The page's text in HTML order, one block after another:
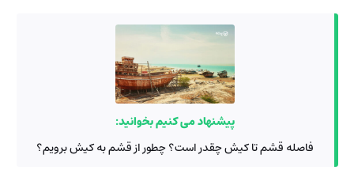
پیشنهاد می کنیم بخوانید:
فاصله قشم تا کیش چقدر است؟ چطور از قشم به کیش برویم؟